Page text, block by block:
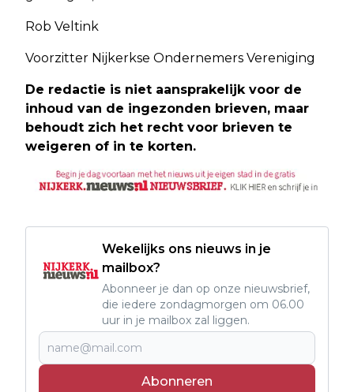
Rob Veltink
Voorzitter Nijkerkse Ondernemers Vereniging
De redactie is niet aansprakelijk voor de
inhoud van de ingezonden brieven, maar
behoudt zich het recht voor brieven te
weigeren of in te korten.
Wekelijks ons nieuws in je
mailbox?
Abonneer je dan op onze nieuwsbrief,
die iedere zondagmorgen om 06.00
uur in je mailbox zal liggen.
Abonneren